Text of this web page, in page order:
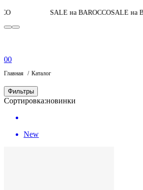
SALE на BAROCCOSALE на BAROCCOДо
00
Главная Каталог
Фильтры
Сортировка:новинки
New